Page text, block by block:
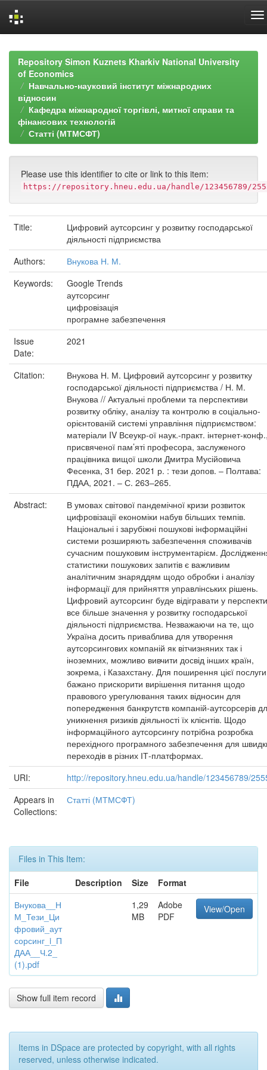
navigationRepository Simon Kuznets Kharkiv National University
of Economics
Навчально-науковий інститут міжнародних
відносин
Кафедра міжнародної торгівлі, митної справи та
фінансових технологій
Статті (МТМСФТ)
Please use this identifier to cite or link to this item:
https://repository.hneu.edu.ua/handle/123456789/
Title:
Цифровий аутсорсинг у розвитку господарської
діяльності підприємства
Authors:
Внукова Н. М.
Keywords:
Google Trends
аутсорсинг
цифровізація
програмне забезпечення
Issue
Date:
2021
Citation:
Внукова Н. М. Цифровий аутсорсинг у розвитку
господарської діяльності підприємства / Н. М.
Внукова // Актуальні проблеми та перспективи
розвитку обліку, аналізу та контролю в соціально-
орієнтованій системі управління підприємством:
матеріали IV Всеукр-ої наук.-практ. інтернет-
присвяченої пам’яті професора, заслуженого
працівника вищої школи Дмитра Мусійовича
Фесенка, 31 бер. 2021 р. : тези допов. ‒ Полтава:
ПДАА, 2021. ‒ С. 263‒265.
Abstract:
В умовах світової пандемічної кризи розвиток
цифровізації економіки набув більших темпів.
Національні і зарубіжні пошукові інформаційні
системи розширяють забезпечення споживачів
сучасним пошуковим інструментарієм.
статистики пошукових запитів є важливим
аналітичним знаряддям щодо обробки і аналізу
інформації для прийняття управлінських рішень.
Цифровий аутсорсинг буде відігравати у
все більше значення у розвитку господарської
діяльності підприємства. Незважаючи на те, що
Україна досить приваблива для утворення
аутсорсингових компаній як вітчизняних так і
іноземних, можливо вивчити досвід інших країн,
зокрема, і Казахстану. Для поширення цієї послуги
бажано прискорити вирішення питання щодо
правового урегулювання таких відносин для
попередження банкрутств компаній-аутсорсерів
уникнення ризиків діяльності їх клієнтів. Щодо
інформаційного аутсорсингу потрібна розробка
перехідного програмного забезпечення для
переходів в різних ІТ-платформах.
URI:
http://repository.hneu.edu.ua/handle/123456789/
Appears in
Collections:
Статті (МТМСФТ)
Files in This Item:
File
Description Size
Format
Внукова__Н
М_Тези_Ци
фровий_аут
сорсинг_i_П
ДАА__Ч.2_
(1).pdf
1,29
MB
Adobe
PDF
View/Open
Show full item record
Items in DSpace are protected by copyright, with all rights
reserved, unless otherwise indicated.